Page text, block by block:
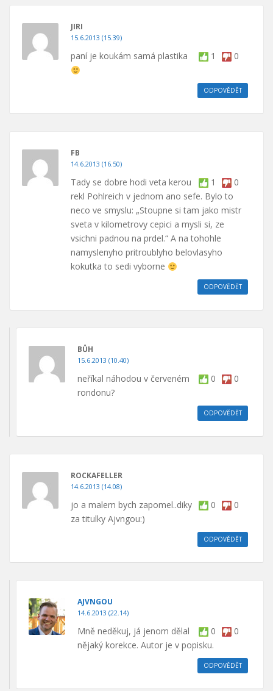
JIRI
15.6.2013 (15.39)
1 0
paní je koukám samá plastika
ODPOVĚDĚT
FB
14.6.2013 (16.50)
1 0
Tady se dobre hodi veta kerou
rekl Pohlreich v jednom ano sefe. Bylo to
neco ve smyslu: „Stoupne si tam jako mistr
sveta v kilometrovy cepici a mysli si, ze
vsichni padnou na prdel.“ A na tohohle
namyslenyho pritroublyho belovlasyho
kokutka to sedi vyborne
ODPOVĚDĚT
BŮH
15.6.2013 (10.40)
0 0
neříkal náhodou v červeném
rondonu?
ODPOVĚDĚT
ROCKAFELLER
14.6.2013 (14.08)
0 0
jo a malem bych zapomel..diky
za titulky Ajvngou:)
ODPOVĚDĚT
AJVNGOU
14.6.2013 (22.14)
0 0
Mně neděkuj, já jenom dělal
nějaký korekce. Autor je v popisku.
ODPOVĚDĚT